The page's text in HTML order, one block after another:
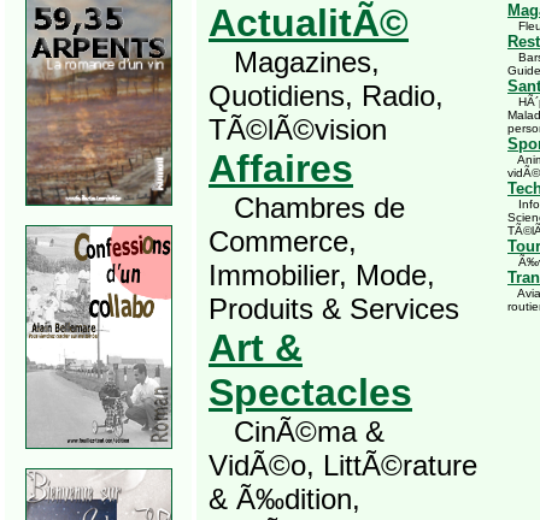
ActualitÃ©
Magazines,
Quotidiens, Radio,
TÃ©lÃ©vision
Affaires
Chambres de
Commerce,
Immobilier, Mode,
Produits & Services
Art &
Spectacles
CinÃ©ma &
VidÃ©o, LittÃ©rature
& Ã‰dition,
Guide